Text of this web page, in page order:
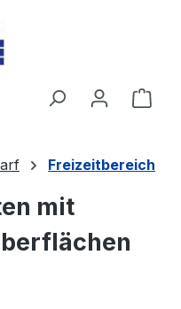
Freizeitbereich
mit